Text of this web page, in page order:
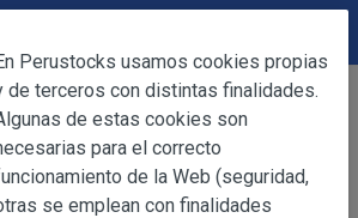
Desayuno
370g
Perustocks usamos cookies propias
de terceros con distintas finalidades.
de estas cookies son
para el correcto
de la Web (seguridad,
se emplean con finalidades